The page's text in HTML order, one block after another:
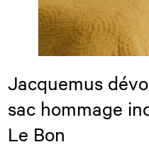
Jacquemus
sac hommage
Le Bon